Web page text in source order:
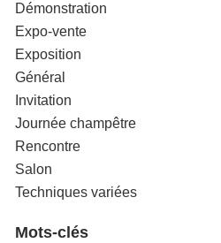
Démonstration
Expo-vente
Exposition
Général
Invitation
Journée champêtre
Rencontre
Salon
Techniques variées
Mots-clés